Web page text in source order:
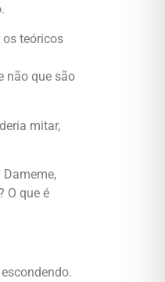
teóricos
não que são
mitar,
O que é